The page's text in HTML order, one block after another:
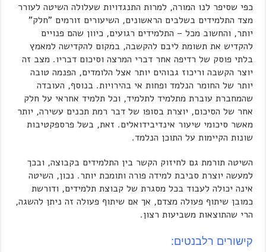
כפי שסיפר לנו המורה, למרות התנגדויות שעלולה השיטה לעורר
מצד התלמידים בשלבים הראשונים, השיעורים זורמים "חלק"
יותר, והחשוב מכל – התלמידים רגועים, כיוון שהם פנויים
להקדיש את תשומת ליבם להקשבה, במקום להקדישה למאמץ
בלתי פוסק של רדיפה אחר דברי המרצה וסיכום דבריו. מצב זה
יוצר הקשבה וריכוז גבוהים יותר אצל הלומדים, הפנמה טובה
יותר של החומר הנלמד ופחות אי בהירויות. בנוסף, העובדה
שהמחברת עוברת מתלמיד לתלמיד, וכל תלמיד אחראי על חלק
אחר של הסיכום, יוצרת בסופו של דבר רמת תכנים עשירה, יותר
מאשר סיכומי שיעור אינדיבידואלים. זאת, בשל פרספקטיבות
שונות הקיימות על התוכן הנלמד.
השיטה תורמת גם לחיזוק הקשר בין התלמידים בקבוצה, ובכך
למעשה יוצרת סביבת למידה פורה ותומכת יותר. נכון, השיטה
אינה יכולה לעבוד בכל מסגרת של קבוצת תלמידים, ודורשת
כמובן שיתוף פעולה מצדם, אך אם שיתוף פעולה זה ניתן להשגה,
הרי שהתוצאות משביעות רצון.
קישורים רלבנטים: